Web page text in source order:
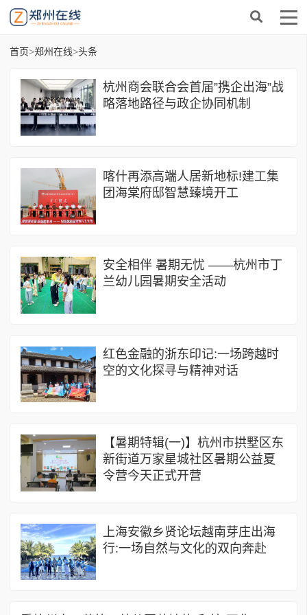
首页>郑州在线>头条
杭州商会联合会首届”携企出海”战
略落地路径与政企协同机制
喀什再添高端人居新地标!建工集
团海棠府邸智慧臻境开工
安全相伴 暑期无忧 ——杭州市丁
兰幼儿园暑期安全活动
红色金融的浙东印记:一场跨越时
空的文化探寻与精神对话
【暑期特辑(一)】杭州市拱墅区东
新街道万家星城社区暑期公益夏
令营今天正式开营
上海安徽乡贤论坛越南芽庄出海
行:一场自然与文化的双向奔赴